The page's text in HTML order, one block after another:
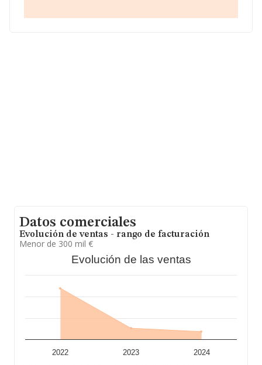
Datos comerciales
Evolución de ventas - rango de facturación
Menor de 300 mil €
Evolución de las ventas
2022 2023 2024